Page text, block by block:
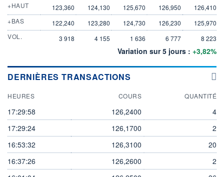
+HAUT
123,360 124,130 125,670 126,950
126,410
+BAS
122,240 123,280 124,730 126,230
125,970
VOL.
3 918 4 155 1 636 6 777 8 223
Variation sur 5 jours : +3,82%
DERNIÈRES TRANSACTIONS
HEURES COURS QUANTITÉ
17:29:58 126,2400
4
17:29:24
126,1700
2
16:53:32
126,3100
20
16:37:26
126,2600
2